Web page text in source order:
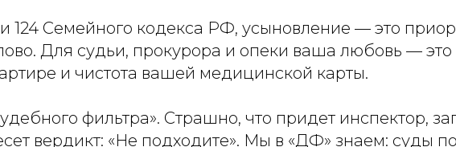
124 Семейного кодекса РФ, усыновление — это
Для судьи, прокурора и опеки ваша любовь —
и чистота вашей медицинской карты.
фильтра». Страшно, что придет инспектор,
вердикт: «Не подходите». Мы в «ДФ» знаем: суды